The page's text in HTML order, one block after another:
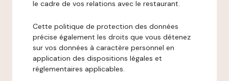
le cadre de vos relations avec le restaurant.
Cette politique de protection des données
précise également les droits que vous détenez
sur vos données à caractère personnel en
application des dispositions légales et
réglementaires applicables.